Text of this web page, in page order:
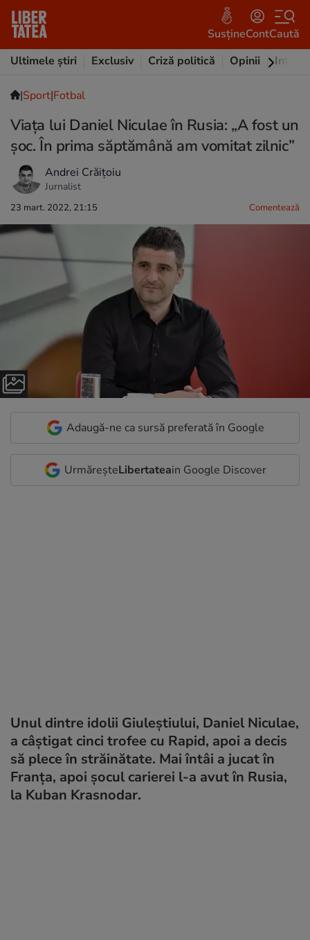
SusțineContCaută
Ultimele știri
Exclusiv Criză politică Opinii
|Sport|Fotbal
Viața lui Daniel Niculae în Rusia: „A fost un
șoc. În prima săptămână am vomitat zilnic”
Andrei Crăițoiu
Jurnalist
23 mart. 2022, 21:15 Comentează
Adaugă-ne ca sursă preferată în Google
UrmăreșteLibertateain Google Discover
Unul dintre idolii Giuleștiului, Daniel Niculae,
a câștigat cinci trofee cu Rapid, apoi a decis
să plece în străinătate. Mai întâi a jucat în
Franța, apoi șocul carierei l-a avut în Rusia,
la Kuban Krasnodar.